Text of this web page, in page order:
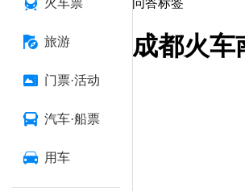
火车票
旅游
门票·活动
汽车·船票
用车
问答标签
成都火车